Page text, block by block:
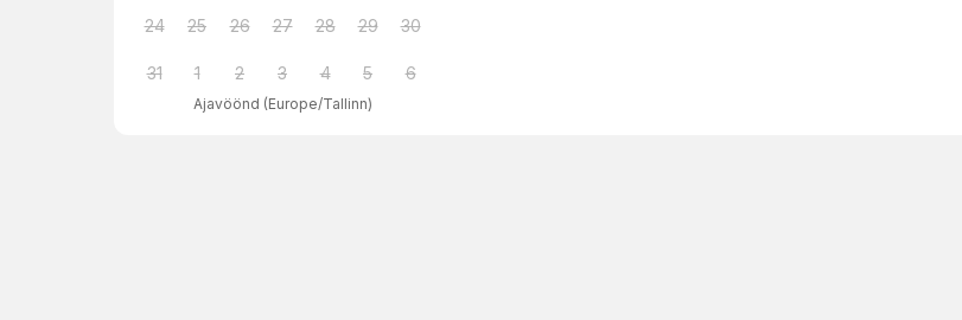
24 25 26 27 28 29 30
31 1 2 3 4 5 6
Ajavöönd (Europe/Tallinn)